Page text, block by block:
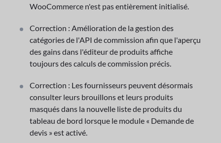
WooCommerce n'est pas entièrement initialisé.
Correction : Amélioration de la gestion des
catégories de l'API de commission afin que l'aperçu
des gains dans l'éditeur de produits affiche
toujours des calculs de commission précis.
Correction : Les fournisseurs peuvent désormais
consulter leurs brouillons et leurs produits
masqués dans la nouvelle liste de produits du
tableau de bord lorsque le module « Demande de
devis » est activé.